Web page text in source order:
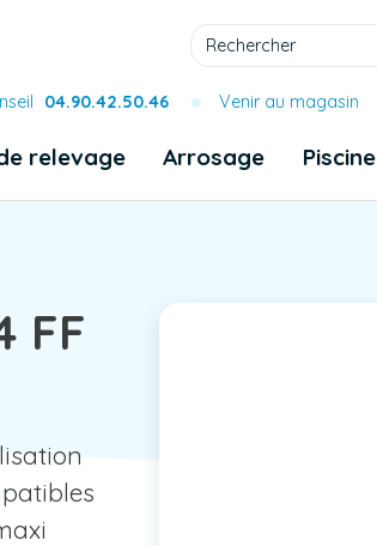
04.90.42.50.46 Venir au magasin
relevage Arrosage Piscine
FF